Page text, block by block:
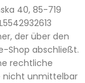
40, 85-719
der über den
Shop abschließt.
rechtliche
nicht unmittelbar